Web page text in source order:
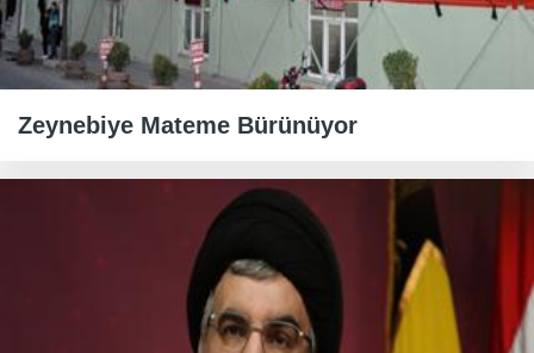
Zeynebiye Mateme Bürünüyor